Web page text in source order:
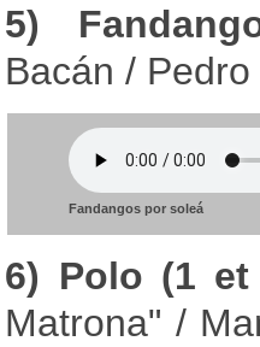
5)
Bacán /
Fandangos por soleá
6) Polo (1 et
Matrona" /